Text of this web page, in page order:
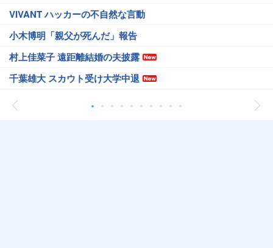
VIVANT ハッカーの不自然な言動
小木博明「親父が死んだ」報告
村上佳菜子 遠距離結婚の夫披露
千葉雄大 スカウト受け大学中退